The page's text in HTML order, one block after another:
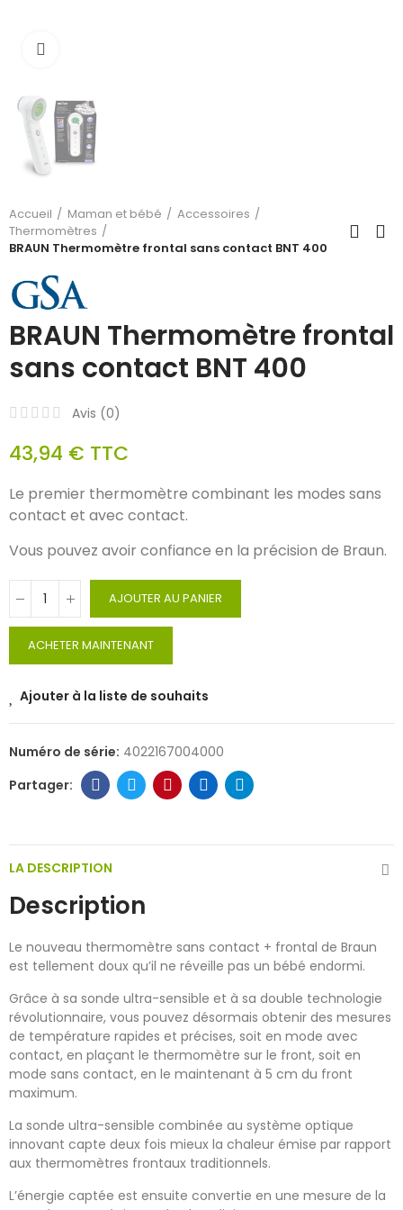
Accueil Maman et bébé
Accessoires
Thermomètres
BRAUN Thermomètre frontal sans contact BNT 400
BRAUN Thermomètre frontal
sans contact BNT 400
Avis (0)
43,94 € TTC
Le premier thermomètre combinant les modes sans
contact et avec contact.
Vous pouvez avoir confiance en la précision de Braun.
AJOUTER AU PANIER
ACHETER MAINTENANT
Ajouter à la liste de souhaits
Numéro de série: 4022167004000
LA DESCRIPTION
Description
Le nouveau thermomètre sans contact + frontal de Braun
est tellement doux qu’il ne réveille pas un bébé endormi.
Grâce à sa sonde ultra-sensible et à sa double technologie
révolutionnaire, vous pouvez désormais obtenir des mesures
de température rapides et précises, soit en mode avec
contact, en plaçant le thermomètre sur le front, soit en
mode sans contact, en le maintenant à 5 cm du front
maximum.
La sonde ultra-sensible combinée au système optique
innovant capte deux fois mieux la chaleur émise par rapport
aux thermomètres frontaux traditionnels.
L’énergie captée est ensuite convertie en une mesure de la